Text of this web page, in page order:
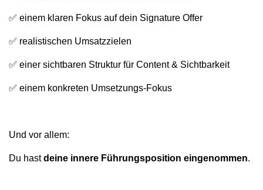
✅ einem klaren Fokus auf dein Signature Offer
✅ realistischen Umsatzzielen
✅ einer sichtbaren Struktur für Content & Sichtbarkeit
✅ einem konkreten Umsetzungs-Fokus
Und vor allem:
Du hastdeine innere Führungsposition eingenommen.